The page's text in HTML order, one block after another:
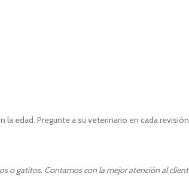
edad. Pregunte a su veterinario en cada revisión
o gatitos. Contamos con la mejor atención al